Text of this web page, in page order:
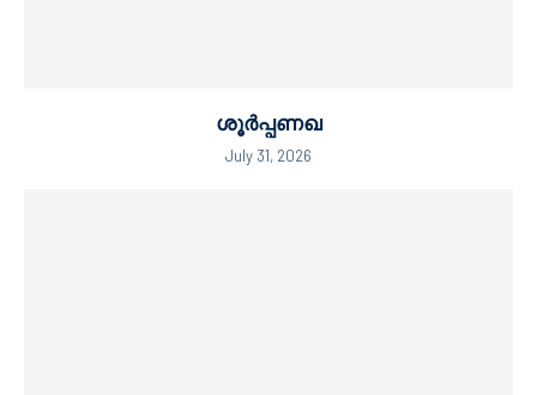
ശൂർപ്പണഖ
July 31, 2026